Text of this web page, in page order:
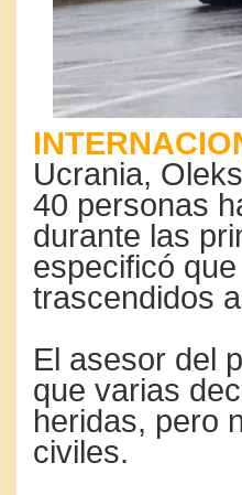
Ucrania,
40 personas
durante las
especificó
trascendidos
El asesor del
que varias
heridas, pero
civiles.